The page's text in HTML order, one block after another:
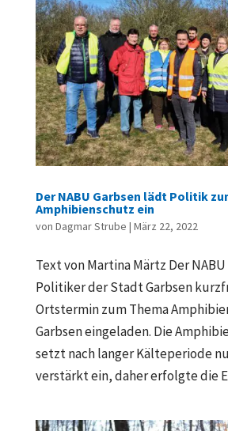
Der NABU Garbsen lädt Politik
Amphibienschutz ein
von Dagmar Strube | März 22, 2022
Text von Martina Märtz Der
Politiker der Stadt Garbsen
Ortstermin zum Thema
Garbsen eingeladen. Die
setzt nach langer Kälteperiode
verstärkt ein, daher erfolgte die